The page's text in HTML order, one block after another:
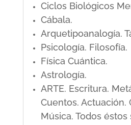
Ciclos Biológicos
Cábala.
Arquetipoanalogía.
Psicología. Filosofía.
Física Cuántica.
Astrología.
ARTE. Escritura.
Cuentos. Actuación.
Música. Todos